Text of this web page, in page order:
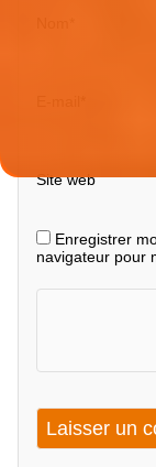
Site web
Enregistrer
navigateur pour